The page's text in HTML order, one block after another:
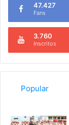
47.427
Fans
3.760
Inscritos
Popular